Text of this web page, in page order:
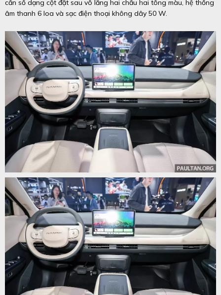
cần số dạng cột đặt sau vô lăng hai chấu hai tông màu, hệ thống
âm thanh 6 loa và sạc điện thoại không dây 50 W.